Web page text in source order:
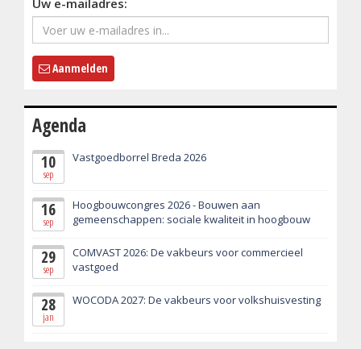
Uw e-mailadres:
Aanmelden
Agenda
10
sep
Vastgoedborrel Breda 2026
16
sep
Hoogbouwcongres 2026 - Bouwen aan
gemeenschappen: sociale kwaliteit in hoogbouw
29
sep
COMVAST 2026: De vakbeurs voor commercieel
vastgoed
28
jan
WOCODA 2027: De vakbeurs voor volkshuisvesting